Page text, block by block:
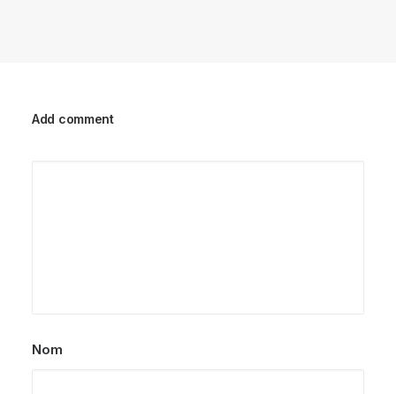
Add comment
Nom